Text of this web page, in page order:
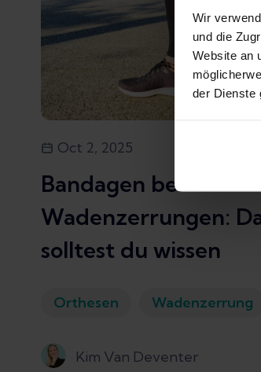
Wir
und die
Website an
der Dienste
Oct 2, 2025
Bandagen bei
Wadenzerrungen:
solltest du wissen
Orthesen Wadenzerrung
Kim Van Deventer